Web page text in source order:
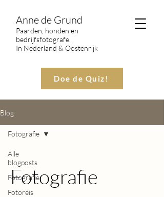
Anne de Grund
Paarden, honden en
bedrijfsfotografe.
In Nederland & Oostenrijk
Doe de Quiz!
Blog
Alle
blogposts
Fotografie
Fotoreis
Fotografie
Fotografie